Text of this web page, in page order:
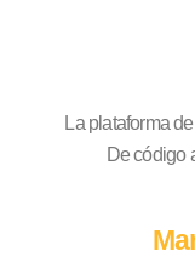
La plataforma
De código